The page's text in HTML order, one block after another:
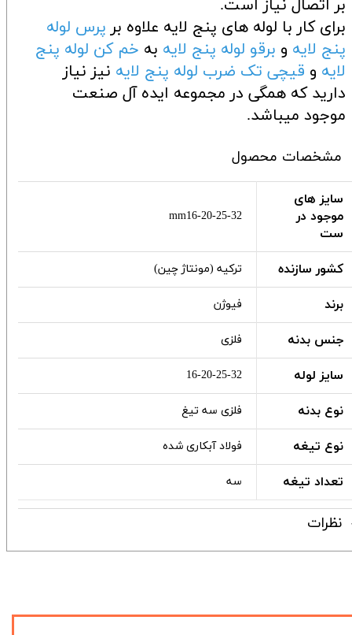
بر اتصال نیاز است.
برای کار با لوله های پنج لایه علاوه بر پرس لوله
پنج لایه و برقو لوله پنج لایه به خم کن لوله پنج
لایه و قیچی تک ضرب لوله پنج لایه نیز نیاز
دارید که همگی در مجموعه ایده آل صنعت
موجود میباشد.
مشخصات محصول
سایز های
موجود در
ست
mm16-20-25-32
کشور سازنده ترکیه (مونتاژ چین)
برند فیوژن
جنس بدنه فلزی
سایز لوله 16-20-25-32
نوع بدنه فلزی سه تیغ
نوع تیغه فولاد آبکاری شده
تعداد تیغه سه
نظرات